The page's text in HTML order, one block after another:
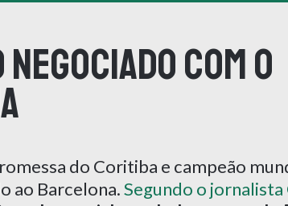
negociado com o
do Coritiba e campeão
ao Barcelona.Segundo o